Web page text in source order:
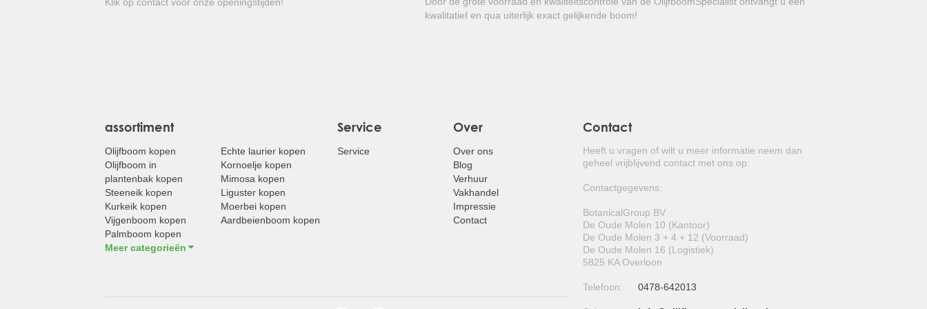
GROVE DEN
JUDASBOOM
SCHIJNHULST
PORTUGESE LAURIER
Kortom: een prachtige winterharde bladhoudende boom met meerkleurig
glanzend blad!
kwalitatief en qua uiterlijk exact gelijkende boom!
assortiment
Olijfboom kopen
Olijfboom in
plantenbak kopen
Steeneik kopen
Kurkeik kopen
Vijgenboom kopen
Palmboom kopen
Meer categorieën
Echte laurier kopen
Kornoelje kopen
Mimosa kopen
Liguster kopen
Moerbei kopen
Aardbeienboom kopen
Service
Service
Over
Over ons
Blog
Verhuur
Vakhandel
Impressie
Contact
Contact
Heeft u vragen of wilt u meer informatie neem dan
geheel vrijblijvend contact met ons op:
Contactgegevens:
BotanicalGroup BV
De Oude Molen 10 (Kantoor)
De Oude Molen 3 + 4 + 12 (Voorraad)
De Oude Molen 16 (Logistiek)
5825 KA Overloon
Telefoon: 0478-642013